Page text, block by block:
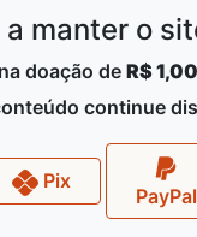
manter o
doação deR$ 1,00
continue
Pix
PayPal